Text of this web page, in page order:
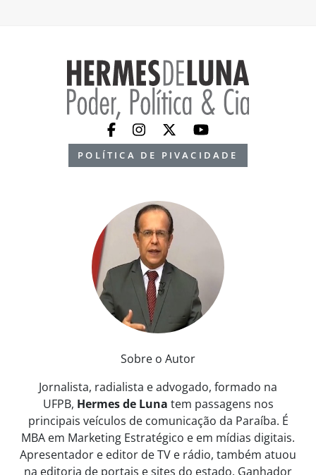
POLÍTICA DE PIVACIDADE
Sobre o Autor
Jornalista, radialista e advogado, formado na
UFPB, Hermes de Luna tem passagens nos
principais veículos de comunicação da Paraíba. É
MBA em Marketing Estratégico e em mídias digitais.
Apresentador e editor de TV e rádio, também atuou
na editoria de portais e sites do estado. Ganhador